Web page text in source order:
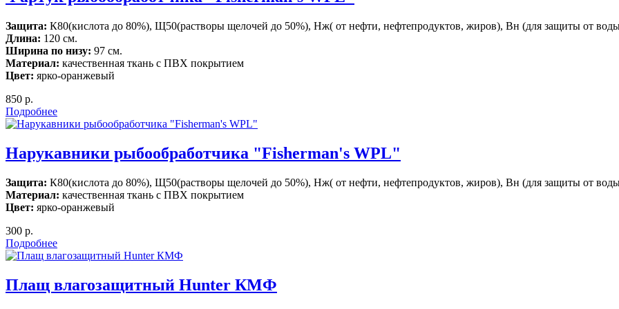
Защита: К80(кислота до 80%), Щ50(растворы щелочей до 50%), Нж( от нефти, нефтепродуктов, жиров), Вн (для защиты от
Длина: 120 см.
Ширина по низу: 97 см.
Материал: качественная ткань с ПВХ покрытием
Цвет: ярко-оранжевый
850 р.
Подробнее
Нарукавники рыбообработчика "Fisherman's WPL"
Защита: К80(кислота до 80%), Щ50(растворы щелочей до 50%), Нж( от нефти, нефтепродуктов, жиров), Вн (для защиты от
Материал: качественная ткань с ПВХ покрытием
Цвет: ярко-оранжевый
300 р.
Подробнее
Плащ влагозащитный Hunter КМФ